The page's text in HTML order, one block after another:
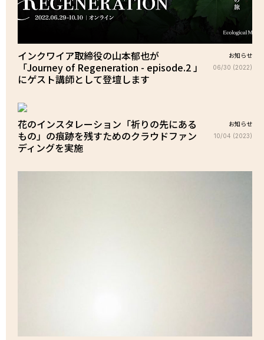
インクワイア取締役の山本郁也が
「Journey of Regeneration - episode.2 」
にゲスト講師として登壇します
お知らせ
06/30 (2022)
花のインスタレーション「祈りの先にある
もの」の痕跡を残すためのクラウドファン
ディングを実施
お知らせ
10/04 (2023)